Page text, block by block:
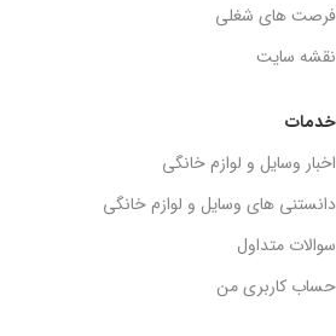
خدمات
اخبار وسایل و لوازم خانگی
دانستنی های وسایل و لوازم خانگی
سوالات متداول
حساب کاربری من
فرصت های شغلی
نقشه سایت